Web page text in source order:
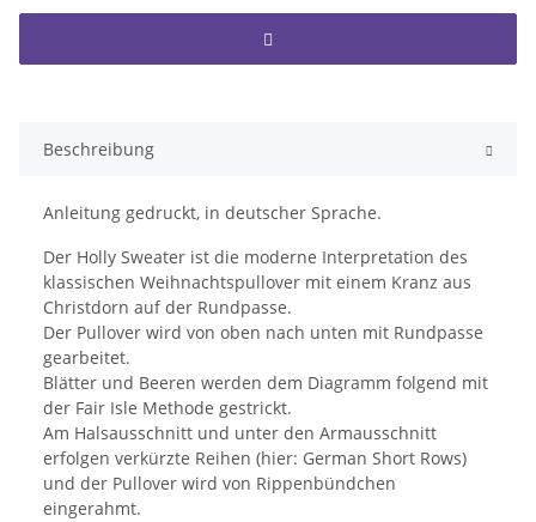
Beschreibung
Anleitung gedruckt, in deutscher Sprache.
Der Holly Sweater ist die moderne Interpretation des
klassischen Weihnachtspullover mit einem Kranz aus
Christdorn auf der Rundpasse.
Der Pullover wird von oben nach unten mit Rundpasse
gearbeitet.
Blätter und Beeren werden dem Diagramm folgend mit
der Fair Isle Methode gestrickt.
Am Halsausschnitt und unter den Armausschnitt
erfolgen verkürzte Reihen (hier: German Short Rows)
und der Pullover wird von Rippenbündchen
eingerahmt.